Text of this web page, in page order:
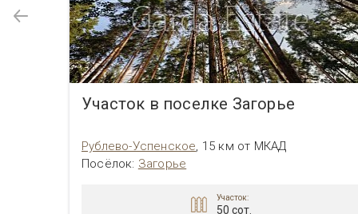
Участок в поселке Загорье
Рублево-Успенское 15 км от МКАД
Посёлок: Загорье
Участок:
50 сот.